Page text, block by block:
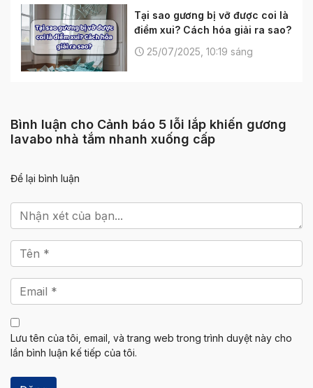
Tại sao gương bị vỡ được coi là
điềm xui? Cách hóa giải ra sao?
25/07/2025, 10:19 sáng
Bình luận cho Cảnh báo 5 lỗi lắp khiến gương
lavabo nhà tắm nhanh xuống cấp
Để lại bình luận
Lưu tên của tôi, email, và trang web trong trình duyệt này cho
lần bình luận kế tiếp của tôi.